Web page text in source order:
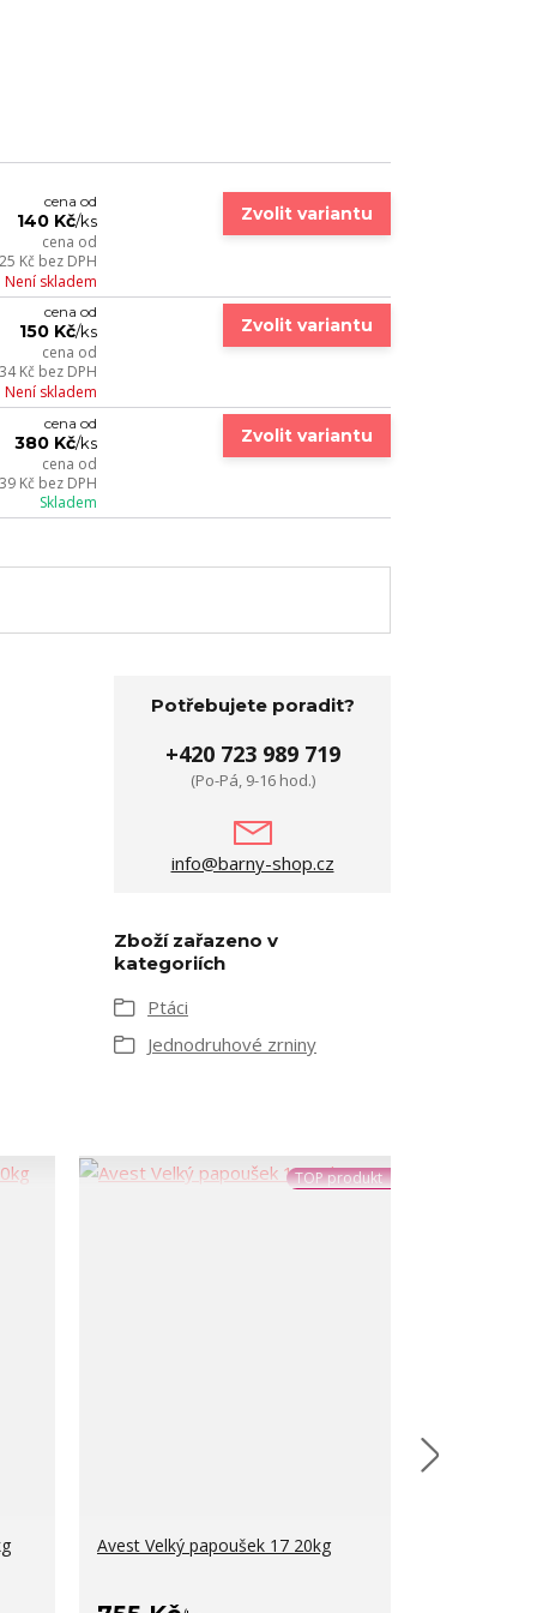
cena od
140 Kč/ks
cena od
Kč bez DPH
Není skladem
Zvolit variantu
cena od
150 Kč/ks
cena od
Kč bez DPH
Není skladem
Zvolit variantu
cena od
380 Kč/ks
cena od
Kč bez DPH
Skladem
Zvolit variantu
Potřebujete poradit?
+420 723 989 719
(Po-Pá, 9-16 hod.)
info@barny-shop.cz
Zboží zařazeno v
kategoriích
Ptáci
Jednodruhové zrniny
TOP produkt
Avest Velký papoušek 17 20kg